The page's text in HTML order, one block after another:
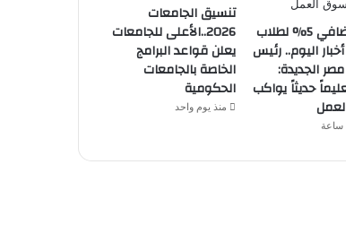
خصم إضافي 5% لطلاب
اليوم.. رئيس
الجديدة:
حديثاً يواكب
تنسيق الجامعات
2026..الأعلى للجامعات
يعلن قواعد البرامج
الخاصة بالجامعات
الحكومية
منذ يوم واحد